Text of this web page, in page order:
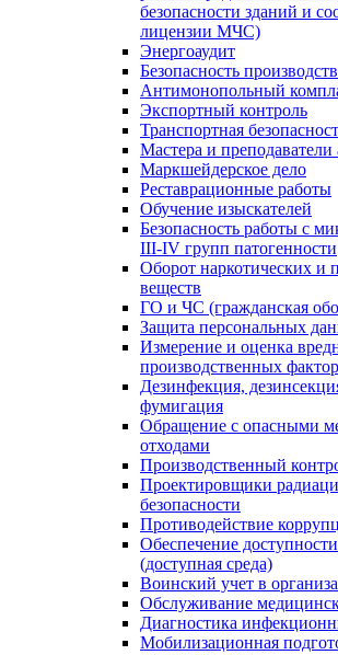
безопасности зданий и
лицензии МЧС)
Энергоаудит
Безопасность
Антимонопольный
Экспортный контроль
Транспортная
Мастера и преподаватели
Маркшейдерское дело
Реставрационные работы
Обучение изыскателей
Безопасность работы с
III-IV групп патогенности
Оборот наркотических и
веществ
ГО и ЧС (гражданская
Защита персональных
Измерение и оценка
производственных
Дезинфекция,
фумигация
Обращение с опасными
отходами
Производственный
Проектировщики
безопасности
Противодействие
Обеспечение
(доступная среда)
Воинский учет в
Обслуживание
Диагностика
Мобилизационная